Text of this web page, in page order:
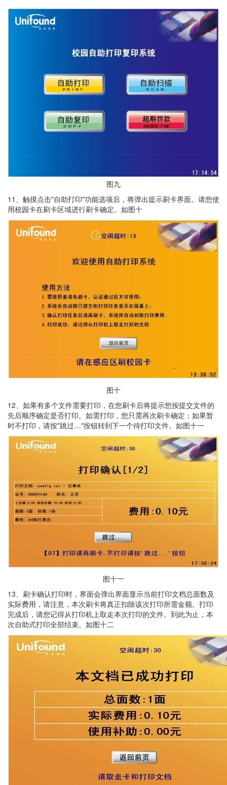
图九
11、触摸点击"自助打印"功能选项后，将弹出提示刷卡界面。请您使
用校园卡在刷卡区域进行刷卡确定。如图十
图十
12、如果有多个文件需要打印，在您刷卡后将提示您按提交文件的
先后顺序确定是否打印。如需打印，您只需再次刷卡确定；如果暂
时不打印，请按"跳过…"按钮转到下一个待打印文件。如图十一
图十一
13、刷卡确认打印时，界面会弹出界面显示当前打印文档总面数及
实际费用，请注意，本次刷卡将真正扣除该次打印所需金额。打印
完成后，请您记得从打印机上取走本次打印的文件。到此为止，本
次自助式打印全部结束。如图十二